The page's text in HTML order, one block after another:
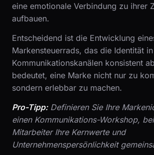
eine emotionale Verbindung zu ihrer
aufbauen.
Entscheidend ist die Entwicklung
Markensteuerrads, das die Identität
Kommunikationskanälen konsistent
bedeutet, eine Marke nicht nur zu
sondern erlebbar zu machen.
Pro-Tipp: Definieren Sie Ihre
einen Kommunikations-Workshop,
Mitarbeiter Ihre Kernwerte und
Unternehmenspersönlichkeit